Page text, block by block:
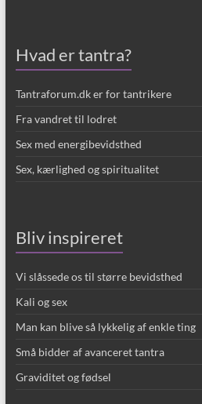
Hvad er tantra?
Tantraforum.dk er for tantrikere
Fra vandret til lodret
Sex med energibevidsthed
Sex, kærlighed og spiritualitet
Bliv inspireret
Vi slåssede os til større bevidsthed
Kali og sex
Man kan blive så lykkelig af enkle ting
Små bidder af avanceret tantra
Graviditet og fødsel